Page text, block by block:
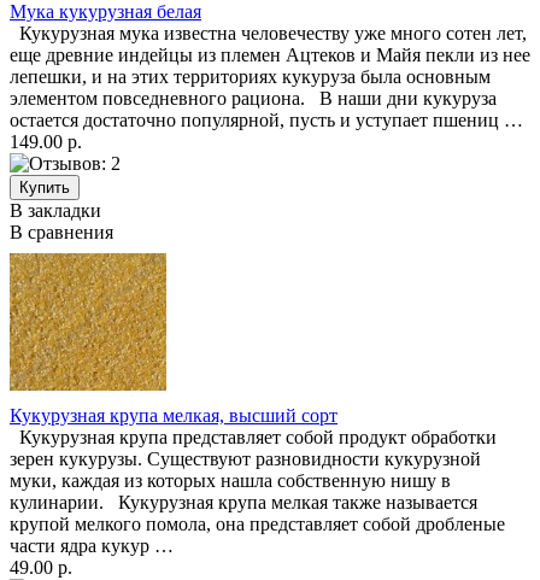
Мука кукурузная белая
Кукурузная мука известна человечеству уже много сотен лет,
еще древние индейцы из племен Ацтеков и Майя пекли из нее
лепешки, и на этих территориях кукуруза была основным
элементом повседневного рациона. В наши дни кукуруза
остается достаточно популярной, пусть и уступает пшениц …
149.00 р.
В закладки
В сравнения
Кукурузная крупа мелкая, высший сорт
Кукурузная крупа представляет собой продукт обработки
зерен кукурузы. Существуют разновидности кукурузной
муки, каждая из которых нашла собственную нишу в
кулинарии. Кукурузная крупа мелкая также называется
крупой мелкого помола, она представляет собой дробленые
части ядра кукур …
49.00 р.